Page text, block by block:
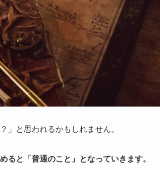
」と思われるかもしれません。
ると「普通のこと」となっていきます。